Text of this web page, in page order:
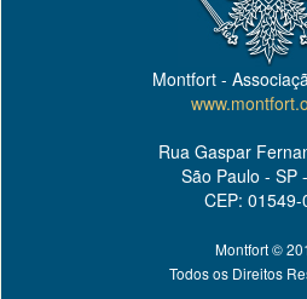
Montfort -
Rua Gaspar
São Paulo - SP
CEP: 01549-
Montfort ©
Todos os Direitos